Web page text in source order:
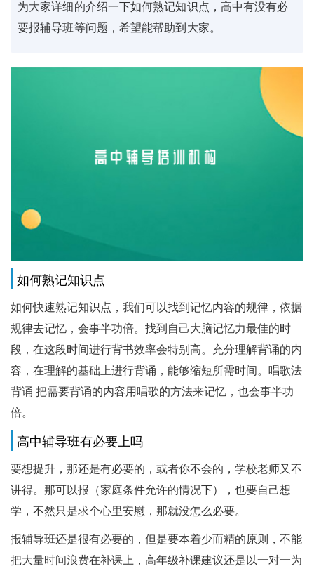
为大家详细的介绍一下如何熟记知识点，高中有没有必
要报辅导班等问题，希望能帮助到大家。
如何熟记知识点
如何快速熟记知识点，我们可以找到记忆内容的规律，依据
规律去记忆，会事半功倍。找到自己大脑记忆力最佳的时
段，在这段时间进行背书效率会特别高。充分理解背诵的内
容，在理解的基础上进行背诵，能够缩短所需时间。唱歌法
背诵 把需要背诵的内容用唱歌的方法来记忆，也会事半功
倍。
高中辅导班有必要上吗
要想提升，那还是有必要的，或者你不会的，学校老师又不
讲得。那可以报（家庭条件允许的情况下），也要自己想
学，不然只是求个心里安慰，那就没怎么必要。
报辅导班还是很有必要的，但是要本着少而精的原则，不能
把大量时间浪费在补课上，高年级补课建议还是以一对一为